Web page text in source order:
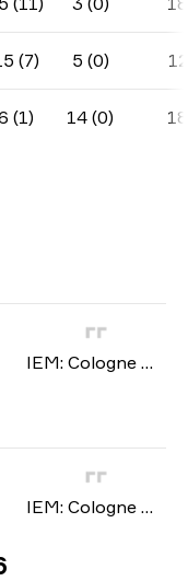
(7) 5 (0) 12
(1) 14 (0) 18
IEM: Cologne Major 2026
IEM: Cologne Major 2026